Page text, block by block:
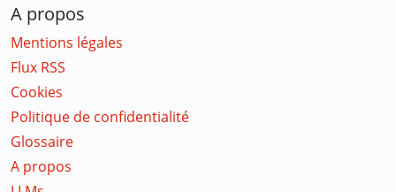
A propos
Mentions légales
Flux RSS
Cookies
Politique de confidentialité
Glossaire
A propos